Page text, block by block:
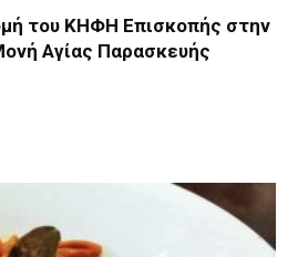
του ΚΗΦΗ Επισκοπής στην
Αγίας Παρασκευής